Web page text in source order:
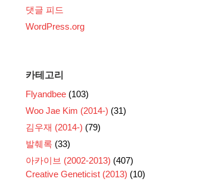
댓글 피드
WordPress.org
카테고리
Flyandbee (103)
Woo Jae Kim (2014-) (31)
김우재 (2014-) (79)
발췌록 (33)
아카이브 (2002-2013) (407)
Creative Geneticist (2013) (10)